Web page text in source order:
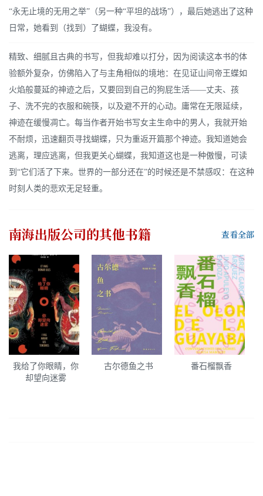
“永无止境的无用之举”（另一种“平坦的战场”），最后她逃出了这种
日常，她看到（找到）了蝴蝶，我没有。
精致、细腻且古典的书写，但我却难以打分，因为阅读这本书的体
验额外复杂，仿佛陷入了与主角相似的境地：在见证山间帝王蝶如
火焰般蔓延的神迹之后，又要回到自己的狗屁生活——丈夫、孩
子、洗不完的衣服和碗筷，以及避不开的心动。庸常在无限延续，
神迹在缓慢凋亡。每当作者开始书写女主生命中的男人，我就开始
不耐烦，迅速翻页寻找蝴蝶，只为重返开篇那个神迹。我知道她会
逃离，理应逃离，但我更关心蝴蝶，我知道这也是一种傲慢，可读
到“它们活了下来。世界的一部分还在”的时候还是不禁感叹：在这种
时刻人类的悲欢无足轻重。
南海出版公司 的其他书籍 查看全部
我给了你眼睛，你
却望向迷雾
古尔德鱼之书 番石榴飘香